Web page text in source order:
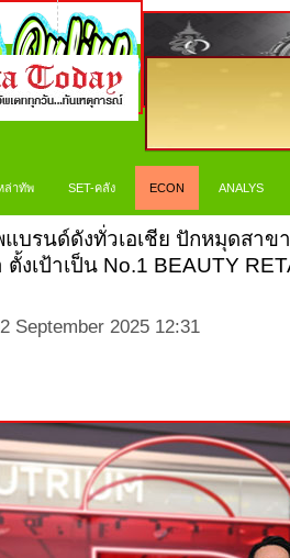
ล่าทัพ SET-คลัง ECON ANALYS
บรนด์ดังทั่วเอเชีย ปักหมุดสาข
งเป้าเป็น No.1 BEAUTY
September 2025 12:31